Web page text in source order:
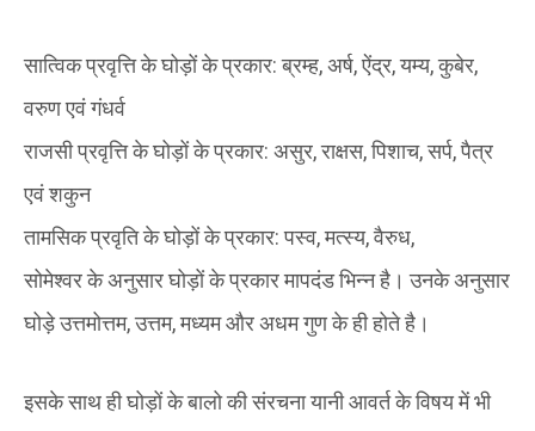
सात्विक प्रवृत्ति के घोड़ों के प्रकार: ब्रम्ह, अर्ष, ऐंद्र, यम्य, कुबेर,
वरुण एवं गंधर्व
राजसी प्रवृत्ति के घोड़ों के प्रकार: असुर, राक्षस, पिशाच, सर्प, पैत्र
एवं शकुन
तामसिक प्रवृति के घोड़ों के प्रकार: पस्व, मत्स्य, वैरुध,
सोमेश्वर के अनुसार घोड़ों के प्रकार मापदंड भिन्न है। उनके अनुसार
घोड़े उत्तमोत्तम, उत्तम, मध्यम और अधम गुण के ही होते है।
इसके साथ ही घोड़ों के बालो की संरचना यानी आवर्त के विषय में भी